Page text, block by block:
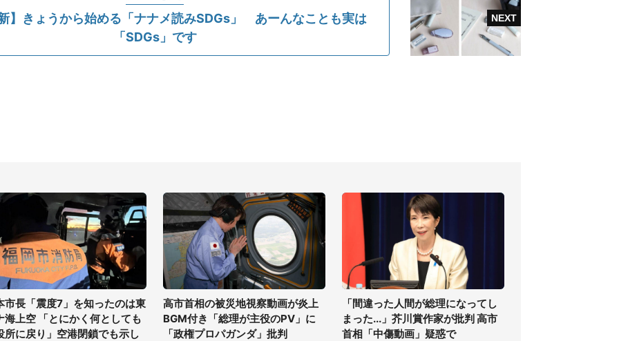
】きょうから始める「ナナメ読みSDGs」 あーんなことも実は
「SDGs」です
市長「震度7」を知ったのは東
海上空 「とにかく何としても
所に戻り」空港閉鎖でも示し
高市首相の被災地視察動画が炎上
BGM付き「総理が主役のPV」に
「政権プロパガンダ」批判
「間違った人間が総理になってし
まった...」芥川賞作家が批判 高市
首相「中傷動画」疑惑で